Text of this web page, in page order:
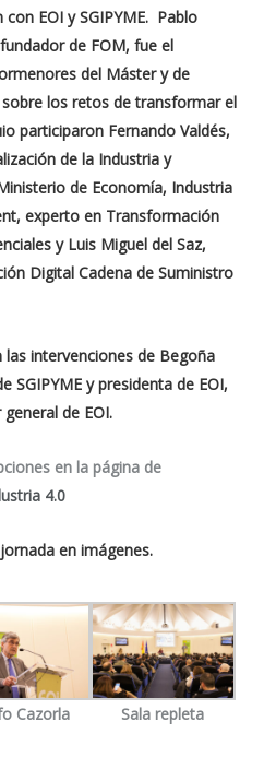
EOI y SGIPYME. Pablo
de FOM, fue el
del Máster y de
los retos de transformar el
participaron Fernando Valdés,
de la Industria y
de Economía, Industria
experto en Transformación
y Luis Miguel del Saz,
Digital Cadena de Suministro
intervenciones de Begoña
SGIPYME y presidenta de EOI,
de EOI.
en la página de
4.0
en imágenes.
Cazorla Sala repleta